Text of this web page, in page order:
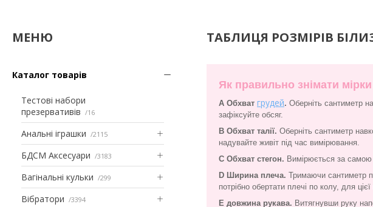
Каталог товарів
Тестові набори
презервативів
16
Анальні іграшки 2115
БДСМ Аксесуари 3183
Вагінальні кульки 299
Вібратори 3394
ТАБЛИЦЯ РОЗМІРІВ
Як правильно знімати
A Обхват грудей. Оберніть сантиметр
зафіксуйте обсяг.
B Обхват талії. Оберніть сантиметр
надувайте живіт під час вимірювання.
C Обхват стегон. Вимірюється за самою
D Ширина плеча. Тримаючи сантиметр
потрібно обертати плечі по колу, для цієї
E довжина рукава. Витягнувши руку